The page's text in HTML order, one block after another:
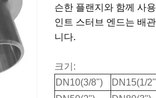
슨한 플랜지와 함께 사
인트 스터브 엔드는 배
니다.
크기:
DN10(3/8")
DN15(1/